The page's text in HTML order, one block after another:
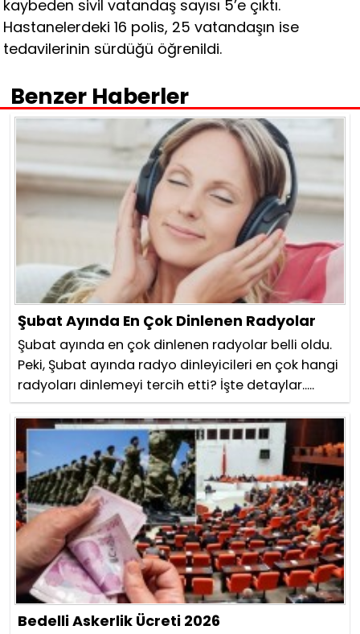
kaybeden sivil vatandaş sayısı 5’e çıktı.
Hastanelerdeki 16 polis, 25 vatandaşın ise
tedavilerinin sürdüğü öğrenildi.
Benzer Haberler
Şubat Ayında En Çok Dinlenen Radyolar
Şubat ayında en çok dinlenen radyolar belli oldu.
Peki, Şubat ayında radyo dinleyicileri en çok hangi
radyoları dinlemeyi tercih etti? İşte detaylar.....
Bedelli Askerlik Ücreti 2026